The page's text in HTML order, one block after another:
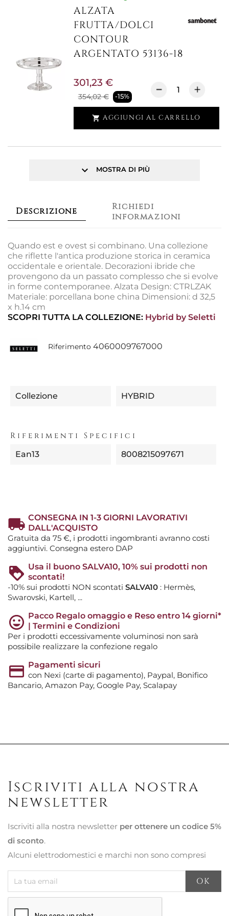
ALZATA
FRUTTA/DOLCI
CONTOUR
ARGENTATO 53136-18
354,02 € -15%
301,23 €
 AGGIUNGI AL CARRELLO
keyboard_arrow_down MOSTRA DI PIÙ
Descrizione
Richiedi
informazioni
Quando est e ovest si combinano. Una collezione
che riflette l'antica produzione storica in ceramica
occidentale e orientale. Decorazioni ibride che
provengono da un passato complesso che si evolve
in forme contemporanee. Alzata Design: CTRLZAK
Materiale: porcellana bone china Dimensioni: d 32,5
x h.14 cm
SCOPRI TUTTA LA COLLEZIONE: Hybrid by Seletti
Riferimento 4060009767000
Collezione HYBRID
Riferimenti Specifici
Ean13 8008215097671
CONSEGNA IN 1-3 GIORNI LAVORATIVI
DALL'ACQUISTO
Gratuita da 75 €, i prodotti ingombranti avranno costi
aggiuntivi. Consegna estero DAP
Usa il buono SALVA10, 10% sui prodotti non
scontati!
-10% sui prodotti NON scontati SALVA10 : Hermès,
Swarovski, Kartell, ...
Pacco Regalo omaggio e Reso entro 14 giorni*
| Termini e Condizioni
Per i prodotti eccessivamente voluminosi non sarà
possibile realizzare la confezione regalo
Pagamenti sicuri
con Nexi (carte di pagamento), Paypal, Bonifico
Bancario, Amazon Pay, Google Pay, Scalapay
Iscriviti alla nostra
newsletter
Iscriviti alla nostra newsletter per ottenere un codice 5%
di sconto.
Alcuni elettrodomestici e marchi non sono compresi